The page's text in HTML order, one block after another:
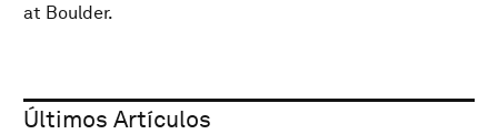
at Boulder.
Últimos Artículos